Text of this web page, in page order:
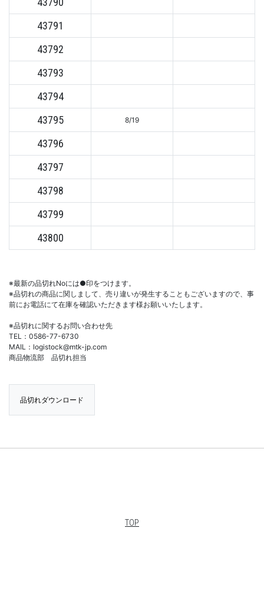
43791
43792
43793
43794
43795
8/19
43796
43797
43798
43799
43800
※最新の品切れNoには●印をつけます。
※品切れの商品に関しまして、売り違いが発生することもございますので、事
前にお電話にて在庫を確認いただきます様お願いいたします。
※品切れに関するお問い合わせ先
TEL：0586-77-6730
MAIL：logistock@mtk-jp.com
商品物流部 品切れ担当
品切れダウンロード
TOP